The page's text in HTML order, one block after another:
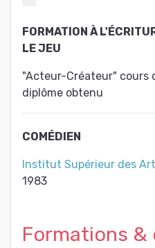
FORMATION À
LE JEU
"Acteur-Créateur" cours
diplôme obtenu
COMÉDIEN
Institut Supérieur des
1983
Formations &